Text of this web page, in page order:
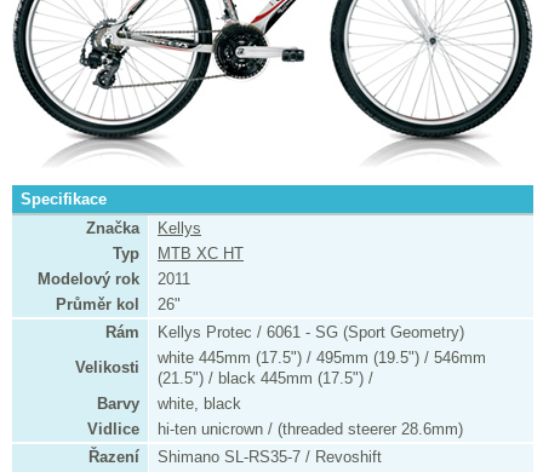
Specifikace
Značka
Kellys
Typ
MTB XC HT
Modelový rok
2011
Průměr kol
26"
Rám
Kellys Protec / 6061 - SG (Sport Geometry)
Velikosti
white 445mm (17.5") / 495mm (19.5") / 546mm
(21.5") / black 445mm (17.5") /
Barvy
white, black
Vidlice
hi-ten unicrown / (threaded steerer 28.6mm)
Řazení
Shimano SL-RS35-7 / Revoshift